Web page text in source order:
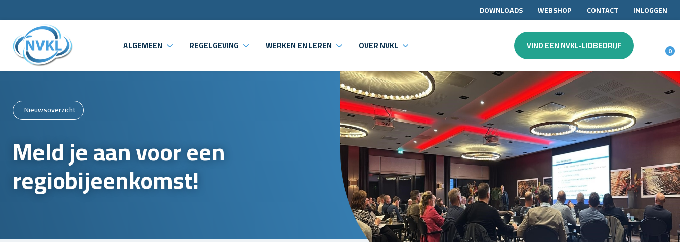
DOWNLOADS WEBSHOP CONTACT INLOGGEN
ALGEMEEN REGELGEVING WERKEN EN LEREN OVER NVKL VIND EEN NVKL-LIDBEDRIJF 0
Nieuwsoverzicht
Meld je aan voor een
regiobijeenkomst!